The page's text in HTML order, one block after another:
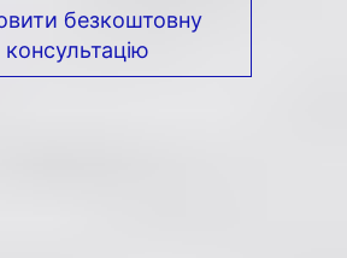
безкоштовну
консультацію